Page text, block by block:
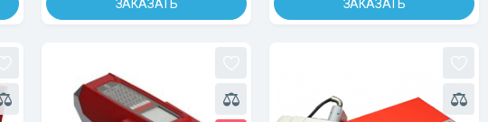
ЗАКАЗАТЬ ЗАКАЗАТЬ